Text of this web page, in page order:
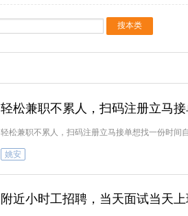
轻松兼职不累人，扫码注册立马
轻松兼职不累人，扫码注册立马接单想找一份时间
姚安
附近小时工招聘，当天面试当天上